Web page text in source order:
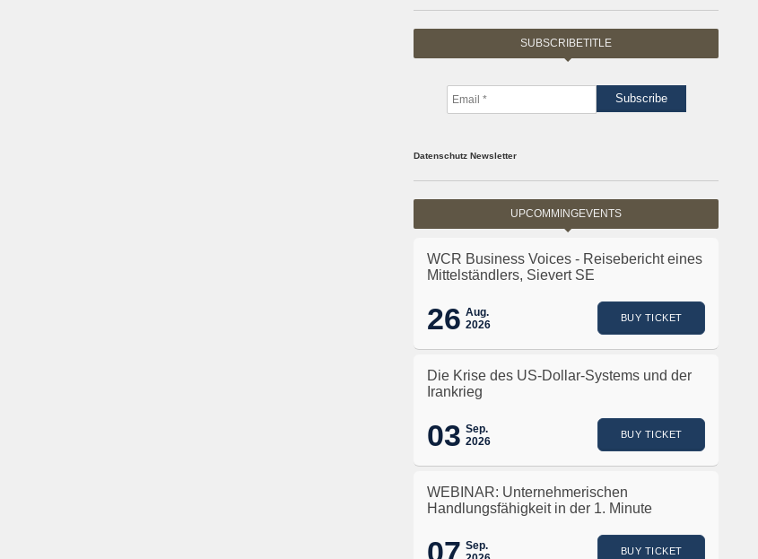
SUBSCRIBETITLE
Datenschutz Newsletter
UPCOMMINGEVENTS
WCR Business Voices - Reisebericht eines
Mittelständlers, Sievert SE
26 Aug.
2026
BUY TICKET
Die Krise des US-Dollar-Systems und der
Irankrieg
03 Sep.
2026
BUY TICKET
WEBINAR: Unternehmerischen
Handlungsfähigkeit in der 1. Minute
07 Sep.
BUY TICKET